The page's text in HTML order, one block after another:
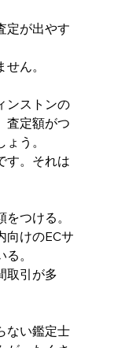
定が出やす
ん。
ンストンの
査定額がつ
う。
す。それは
つける。
向けのECサ
。
取引が多
ない鑑定士